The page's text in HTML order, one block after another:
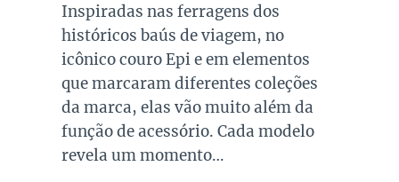
Inspiradas nas ferragens dos
históricos baús de viagem, no
icônico couro Epi e em elementos
que marcaram diferentes coleções
da marca, elas vão muito além da
função de acessório. Cada modelo
revela um momento…